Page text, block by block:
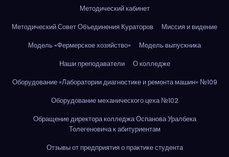
Методический кабинет
Методический Совет Объединения Кураторов
Миссия и видение
Модель «Фермерское хозяйство»
Модель выпускника
Наши преподаватели
О колледже
Оборудование «Лаборатории диагностике и ремонта машин» №109
Оборудование механического цеха №102
Обращение директора колледжа Оспанова Уралбека
Толегеновича к абитуриентам
Отзывы от предприятия о практике студента